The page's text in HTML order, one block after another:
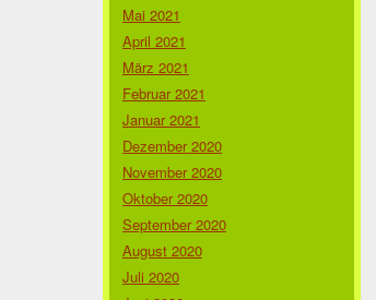
Mai 2021
April 2021
März 2021
Februar 2021
Januar 2021
Dezember 2020
November 2020
Oktober 2020
September 2020
August 2020
Juli 2020